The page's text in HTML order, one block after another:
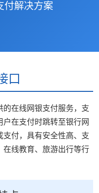
付解决方案
口
在线网银支付服务，支
在支付时跳转至银行网
付，具有安全性高、支
线教育、旅游出行等行